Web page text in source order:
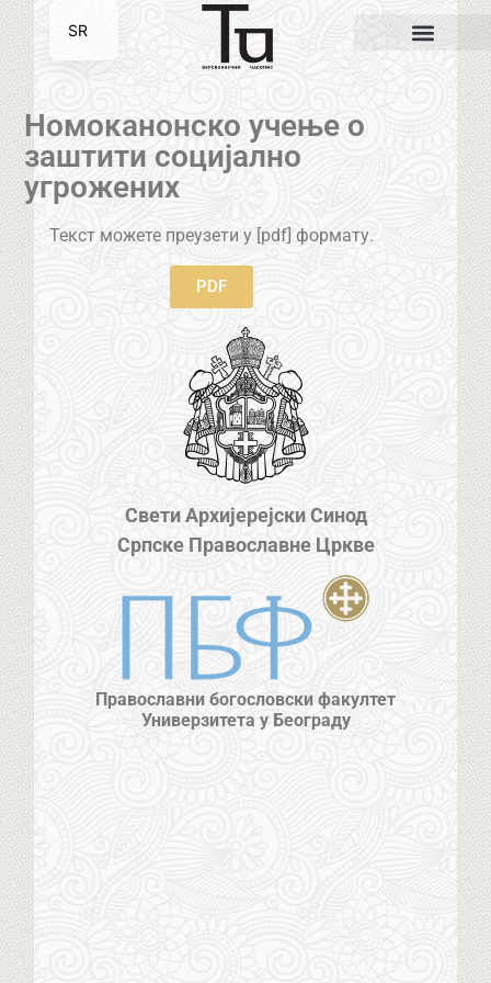
Номоканонско учење о
заштити социјално
угрожених
Текст можете преузети у [pdf] формату.
PDF
Свети Архијерејски Синод
Српске Православне Цркве
Православни богословски факултет
Универзитета у Београду
SR
EN